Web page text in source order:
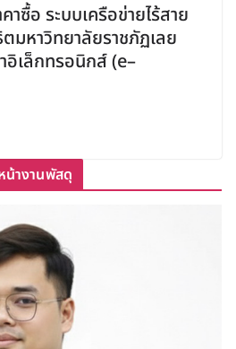
าซื้อ ระบบเครือข่ายไร้สาย
ตมหาวิทยาลัยราชภัฏเลย
อิเล็กทรอนิกส์ (e–
น้างานพัสดุ